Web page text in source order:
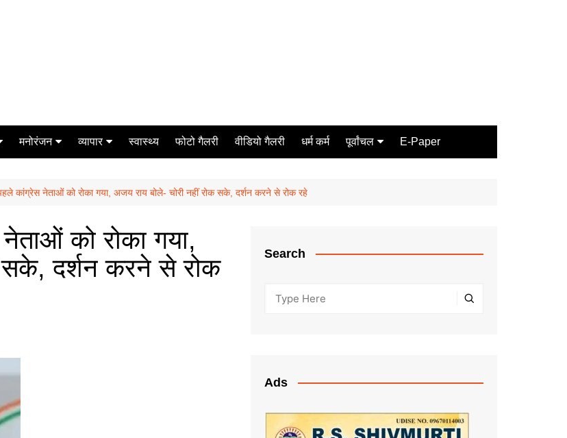
मनोरंजन
मिर्च मसाला
व्यापार
ऑटो मोबाइल
स्वास्थ्य फोटो गैलरी वीडियो गैलरी धर्म कर्म पूर्वांचल E-Paper
कांग्रेस नेताओं को रोका गया, अजय राय बोले- चोरी नहीं रोक सके, दर्शन करने से रोक रहे
को रोका गया,
सके, दर्शन करने से रोक
Search
Ads